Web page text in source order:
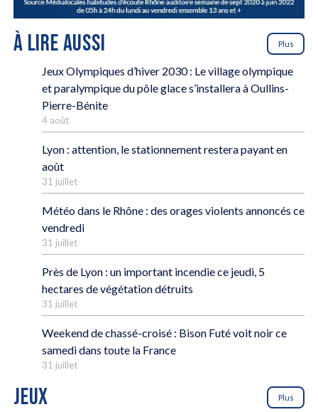
À LIRE AUSSI Plus
Jeux Olympiques d’hiver 2030 : Le village olympique
et paralympique du pôle glace s’installera à Oullins-
Pierre-Bénite
4 août
Lyon : attention, le stationnement restera payant en
août
31 juillet
Météo dans le Rhône : des orages violents annoncés ce
vendredi
31 juillet
Près de Lyon : un important incendie ce jeudi, 5
hectares de végétation détruits
31 juillet
Weekend de chassé-croisé : Bison Futé voit noir ce
samedi dans toute la France
31 juillet
JEUX Plus